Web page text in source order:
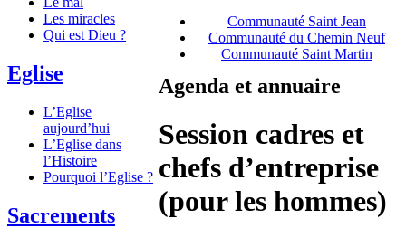
Les miracles
Qui est Dieu ?
Eglise
L’Eglise
aujourd’hui
L’Eglise dans
l’Histoire
Pourquoi l’Eglise ?
Sacrements
Communauté Saint Jean
Communauté du Chemin Neuf
Communauté Saint Martin
Agenda et annuaire
Session cadres et
chefs d’entreprise
(pour les hommes)